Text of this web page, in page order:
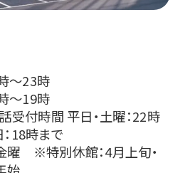
〜23時
〜19時
受付時間 平日・土曜：22時
18時まで
曜 ※特別休館：4月上旬・